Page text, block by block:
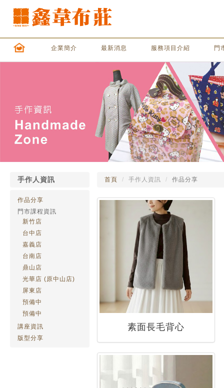
企業簡介 最新消息 服務項目介紹 門
手作人資訊
作品分享
門市課程資訊
新竹店
台中店
嘉義店
台南店
鼎山店
光華店 (原中山店)
屏東店
預備中
預備中
講座資訊
版型分享
首頁 手作人資訊 作品分享
素面長毛背心